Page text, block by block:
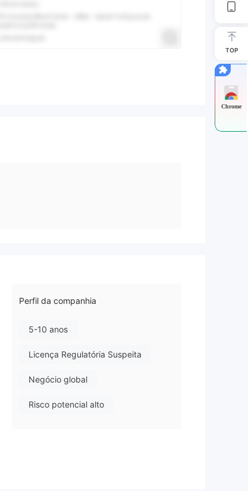
Perfil da companhia
5-10 anos
Licença Regulatória Suspeita
Negócio global
Risco potencial alto
TOP
Chrome